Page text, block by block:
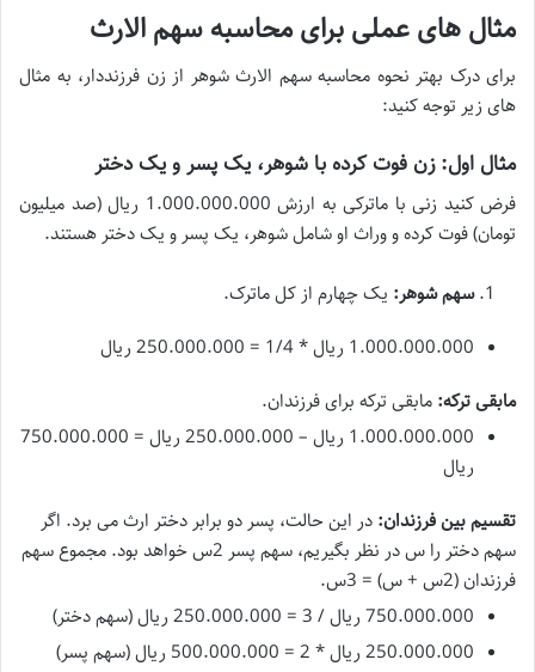
مثال های عملی برای محاسبه سهم الارث
برای درک بهتر نحوه محاسبه سهم الارث شوهر از زن فرزنددار، به مثال
های زیر توجه کنید:
مثال اول: زن فوت کرده با شوهر، یک پسر و یک دختر
فرض کنید زنی با ماترکی به ارزش 1.000.000.000 ریال (صد میلیون
تومان) فوت کرده و وراث او شامل شوهر، یک پسر و یک دختر هستند.
سهم شوهر: یک چهارم از کل ماترک.
1.000.000.000 ریال * 1/4 = 250.000.000 ریال
مابقی ترکه: مابقی ترکه برای فرزندان.
1.000.000.000 ریال – 250.000.000 ریال = 750.000.000
ریال
تقسیم بین فرزندان: در این حالت، پسر دو برابر دختر ارث می برد. اگر
سهم دختر را س در نظر بگیریم، سهم پسر 2س خواهد بود. مجموع سهم
فرزندان (2س + س) = 3س.
750.000.000 ریال / 3 = 250.000.000 ریال (سهم دختر)
250.000.000 ریال * 2 = 500.000.000 ریال (سهم پسر)